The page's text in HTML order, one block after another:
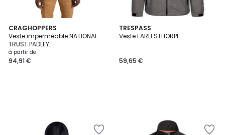
CRAGHOPPERS
Veste imperméable NATIONAL
TRUST PADLEY
à partir de
94,91 €
TRESPASS
Veste FARLESTHORPE
59,65 €